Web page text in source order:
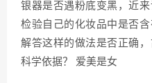
银器是否遇粉底变黑，近
检验自己的化妆品中是否
解答这样的做法是否正确
科学依据？ 爱美是女